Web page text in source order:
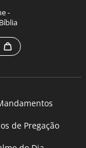
-
de Pregação